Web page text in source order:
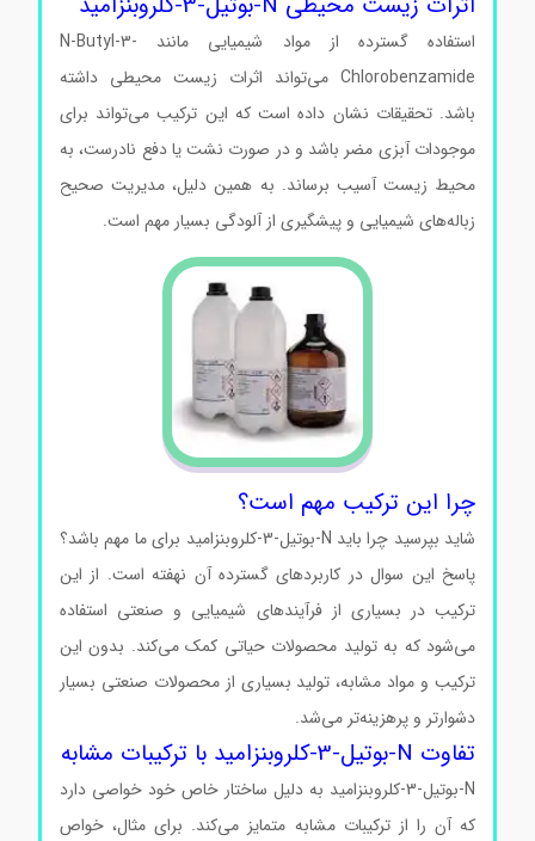
استفاده گسترده از مواد شیمیایی مانند N-Butyl-3-
Chlorobenzamide می‌تواند اثرات زیست محیطی داشته
باشد. تحقیقات نشان داده است که این ترکیب می‌تواند برای
موجودات آبزی مضر باشد و در صورت نشت یا دفع نادرست، به
محیط زیست آسیب برساند. به همین دلیل، مدیریت صحیح
زباله‌های شیمیایی و پیشگیری از آلودگی بسیار مهم است.
چرا این ترکیب مهم است؟
شاید بپرسید چرا باید N-بوتیل-3-کلروبنزامید برای ما مهم باشد؟
پاسخ این سوال در کاربردهای گسترده آن نهفته است. از این
ترکیب در بسیاری از فرآیندهای شیمیایی و صنعتی استفاده
می‌شود که به تولید محصولات حیاتی کمک می‌کند. بدون این
ترکیب و مواد مشابه، تولید بسیاری از محصولات صنعتی بسیار
دشوارتر و پرهزینه‌تر می‌شد.
تفاوت N-بوتیل-3-کلروبنزامید با ترکیبات مشابه
N-بوتیل-3-کلروبنزامید به دلیل ساختار خاص خود خواصی دارد
که آن را از ترکیبات مشابه متمایز می‌کند. برای مثال، خواص